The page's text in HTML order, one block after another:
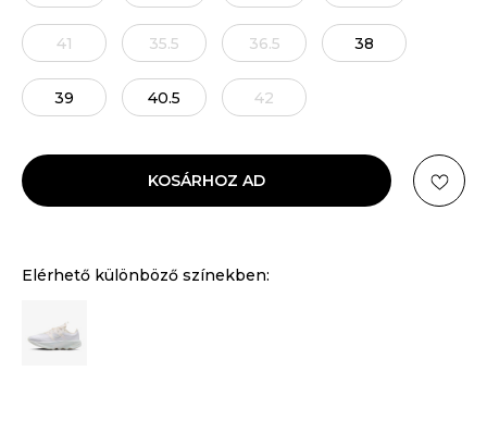
41 35.5 36.5 38
39 40.5 42
KOSÁRHOZ AD
Elérhető különböző színekben: